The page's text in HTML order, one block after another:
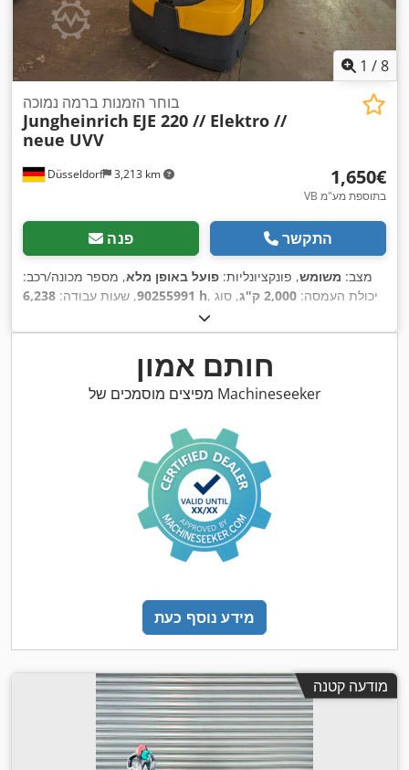
1 /8
Düsseldorf 3,213 km
בוחר הזמנות ברמה נמוכה
Jungheinrich EJE 220 // Elektro //
neue UVV
‏1,650 ‏€
VB בתוספת מע"מ
פנה התקשר
מצב: משומש, פונקציונליות: פועל באופן מלא, מספר מכונה/רכב:
90255991, שעות עבודה: 6,238 h , יכולת העמסה: 2,000 ק"ג
, סוג
הנעה:Elektro,
חותם אמון
מפיצים מוסמכים של Machineseeker
מידע נוסף כעת
מודעה קטנה